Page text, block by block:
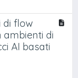
di flow
ambienti di
AI basati